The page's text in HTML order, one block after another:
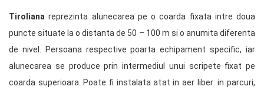
Tiroliana reprezinta alunecarea pe o coarda fixata intre doua
puncte situate la o distanta de 50 – 100 m si o anumita diferenta
de nivel. Persoana respective poarta echipament specific, iar
alunecarea se produce prin intermediul unui scripete fixat pe
coarda superioara. Poate fi instalata atat in aer liber: in parcuri,